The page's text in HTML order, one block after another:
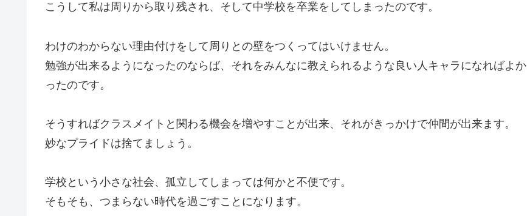
こうして私は周りから取り残され、そして中学校を卒業をしてしまったのです。
わけのわからない理由付けをして周りとの壁をつくってはいけません。
勉強が出来るようになったのならば、それをみんなに教えられるような良い人キャラになればよか
ったのです。
そうすればクラスメイトと関わる機会を増やすことが出来、それがきっかけで仲間が出来ます。
妙なプライドは捨てましょう。
学校という小さな社会、孤立してしまっては何かと不便です。
そもそも、つまらない時代を過ごすことになります。